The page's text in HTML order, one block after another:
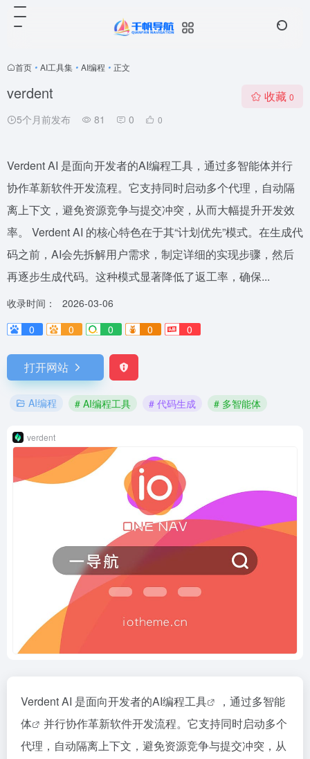
首页 • AI工具集 • AI编程 • 正文
verdent
5个月前发布 81 0 0
收藏 0
Verdent AI 是面向开发者的AI编程工具，通过多智能体并行
协作革新软件开发流程。它支持同时启动多个代理，自动隔
离上下文，避免资源竞争与提交冲突，从而大幅提升开发效
率。 Verdent AI 的核心特色在于其“计划优先”模式。在生成代
码之前，AI会先拆解用户需求，制定详细的实现步骤，然后
再逐步生成代码。这种模式显著降低了返工率，确保...
收录时间：
2026-03-06
0
0 0 0 0
打开网站
AI编程 # AI编程工具 # 代码生成 # 多智能体
verdent
Verdent AI 是面向开发者的AI编程工具 ，通过多智能
体
并行协作革新软件开发流程。它支持同时启动多个
代理，自动隔离上下文，避免资源竞争与提交冲突，从